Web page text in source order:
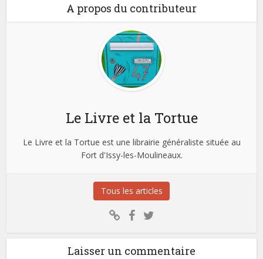
A propos du contributeur
Le Livre et la Tortue
Le Livre et la Tortue est une librairie généraliste située au
Fort d'Issy-les-Moulineaux.
Tous les articles
Laisser un commentaire